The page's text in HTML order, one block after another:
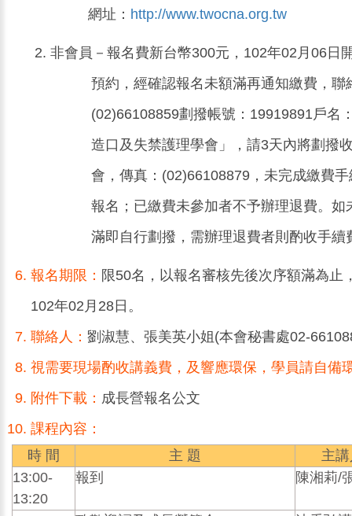
網址： http://www.twocna.org.tw
非會員－報名費新台幣300元，102年02月06日
預約，經確認報名未額滿再通知繳費，聯
(02)66108859劃撥帳號：19919891戶名
造口及失禁護理學會」，請3天內將劃撥
會，傳真：(02)66108879，未完成繳費
報名；已繳費未參加者不予辦理退費。如
滿即自行劃撥，需辦理退費者則酌收手續
報名期限： 限50名，以報名審核先後次序額滿為止
102年02月28日。
聯絡人： 劉淑慧、張美英小姐(本會秘書處02-
視需要現場酌收講義費，及響應環保，學員請自備
附件下載： 成長營報名公文
課程內容：
時 間
主 題
主
13:00-
13:20
報到 陳湘莉/